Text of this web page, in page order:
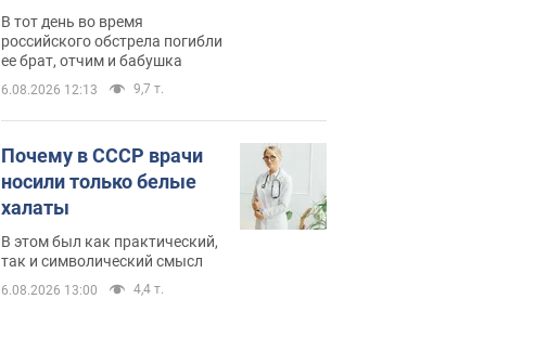
атаки на Сумскую
область. Фото
В тот день во время
российского обстрела погибли
ее брат, отчим и бабушка
6.08.2026 12:13 9,7 т.
Почему в СССР врачи
носили только белые
халаты
В этом был как практический,
так и символический смысл
6.08.2026 13:00 4,4 т.